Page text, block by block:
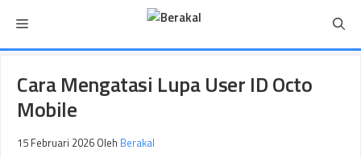
isi
Menu
Cara Mengatasi Lupa User ID Octo
Mobile
15 Februari 2026 Oleh Berakal